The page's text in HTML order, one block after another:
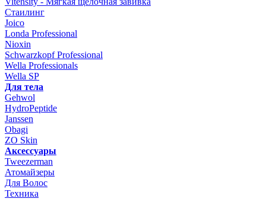
Стаилинг
Joico
Londa Professional
Nioxin
Schwarzkopf Professional
Wella Professionals
Wella SP
Для тела
Gehwol
HydroPeptide
Janssen
Obagi
ZO Skin
Aксессуары
Tweezerman
Атомайзеры
Для Волос
Техника